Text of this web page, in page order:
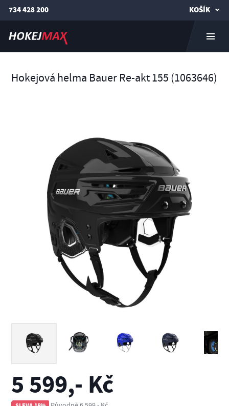
734 428 200 KOŠÍK
Hokejová helma Bauer Re-akt 155 (1063646)
5 599,- Kč